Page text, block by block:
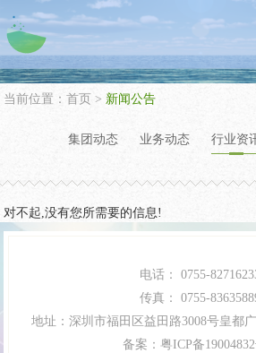
当前位置：首页> 新闻公告
集团动态 业务动态 行业资
对不起,没有您所需要的信息!
电话：0755-
传真：0755-
地址：深圳市福田区益田路3008号皇都
备案： 粤ICP备